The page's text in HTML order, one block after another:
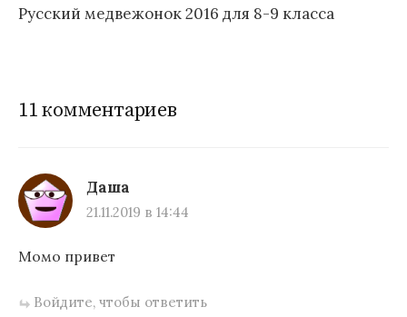
Русский медвежонок 2016 для 8-9 класса
11 комментариев
Даша
21.11.2019 в 14:44
Момо привет
Войдите, чтобы ответить